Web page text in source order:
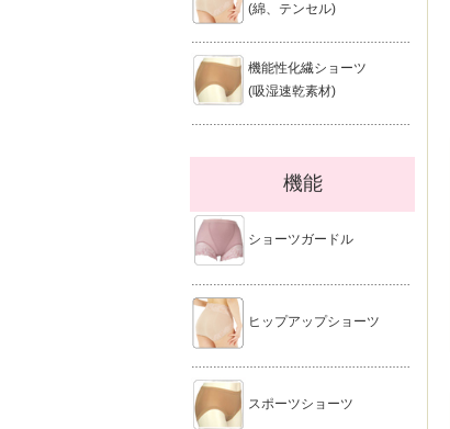
(綿、テンセル)
機能性化繊ショーツ
(吸湿速乾素材)
機能
ショーツガードル
ヒップアップショーツ
スポーツショーツ